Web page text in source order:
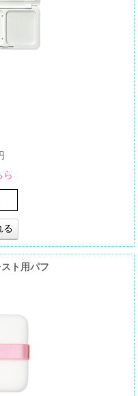
ら
ト用パフ